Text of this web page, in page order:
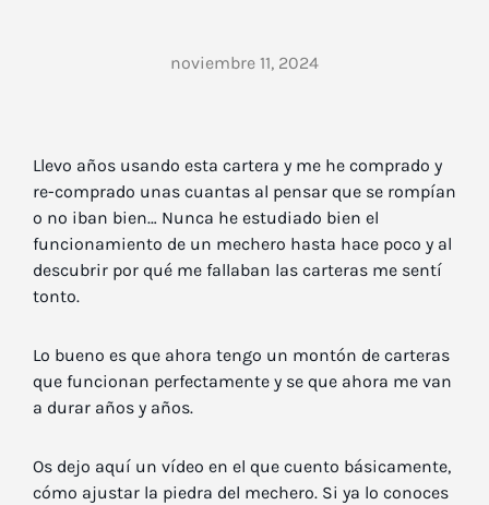
noviembre 11, 2024
Llevo años usando esta cartera y me he comprado y
re-comprado unas cuantas al pensar que se rompían
o no iban bien… Nunca he estudiado bien el
funcionamiento de un mechero hasta hace poco y al
descubrir por qué me fallaban las carteras me sentí
tonto.
Lo bueno es que ahora tengo un montón de carteras
que funcionan perfectamente y se que ahora me van
a durar años y años.
Os dejo aquí un vídeo en el que cuento básicamente,
cómo ajustar la piedra del mechero. Si ya lo conoces